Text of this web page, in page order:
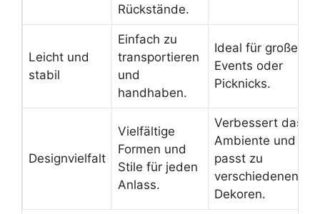
Rückstände.
Leicht und
stabil
Einfach zu
transportieren
und
handhaben.
Ideal für große
Events oder
Picknicks.
Designvielfalt
Vielfältige
Formen und
Stile für jeden
Anlass.
Verbessert das
Ambiente und
passt zu
verschiedenen
Dekoren.